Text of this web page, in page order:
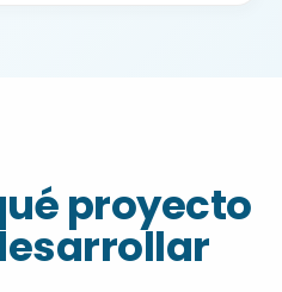
solicitar cotización de
proyecto